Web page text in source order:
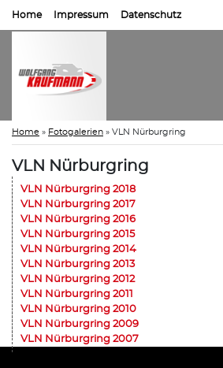
Home Impressum Datenschutz
Home » Fotogalerien » VLN Nürburgring
VLN Nürburgring
VLN Nürburgring 2018
VLN Nürburgring 2017
VLN Nürburgring 2016
VLN Nürburgring 2015
VLN Nürburgring 2014
VLN Nürburgring 2013
VLN Nürburgring 2012
VLN Nürburgring 2011
VLN Nürburgring 2010
VLN Nürburgring 2009
VLN Nürburgring 2007